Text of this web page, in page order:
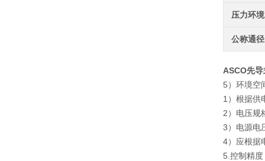
压力环境
公称通径
ASCO先
5）环境空
1）根据供
2）电压规
3）电源电
4）应根据
5.控制精度